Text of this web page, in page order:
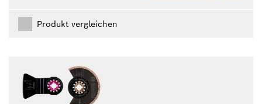
Produkt vergleichen